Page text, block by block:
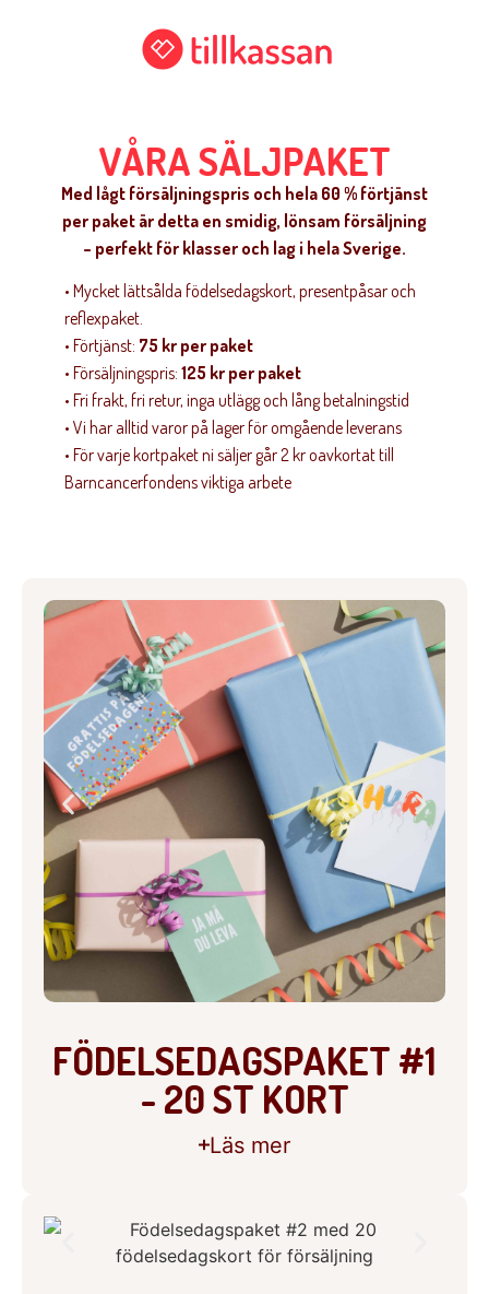
VÅRA SÄLJPAKET
Med lågt försäljningspris och hela 60 % förtjänst
per paket är detta en smidig, lönsam försäljning
– perfekt för klasser och lag i hela Sverige.
• Mycket lättsålda födelsedagskort, presentpåsar och
reflexpaket.
• Förtjänst: 75 kr per paket
• Försäljningspris: 125 kr per paket
• Fri frakt, fri retur, inga utlägg och lång betalningstid
• Vi har alltid varor på lager för omgående leverans
• För varje kortpaket ni säljer går 2 kr oavkortat till
Barncancerfondens viktiga arbete
FÖDELSEDAGSPAKET #1
- 20 ST KORT
Läs mer